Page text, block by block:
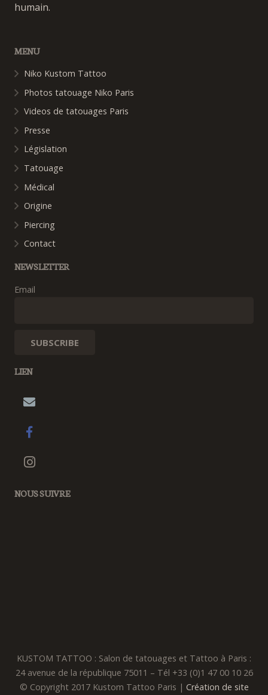
humain.
MENU
Niko Kustom Tattoo
Photos tatouage Niko Paris
Videos de tatouages Paris
Presse
Législation
Tatouage
Médical
Origine
Piercing
Contact
NEWSLETTER
Email
LIEN
NOUS SUIVRE
KUSTOM TATTOO : Salon de tatouages et Tattoo à Paris :
24 avenue de la république 75011 – Tél +33 (0)1 47 00 10 26
© Copyright 2017 Kustom Tattoo Paris | Création de site